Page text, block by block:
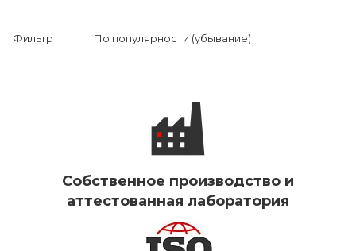
Фильтр По популярности (убывание)
Собственное производство и
аттестованная лаборатория